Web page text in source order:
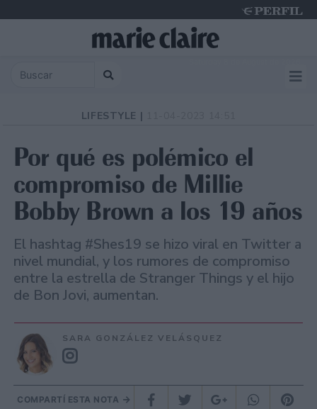
LIFESTYLE |
Por qué es polémico el
compromiso de Millie
Bobby Brown a los 19 años
El hashtag #Shes19 se hizo viral en Twitter a
nivel mundial, y los rumores de compromiso
entre la estrella de Stranger Things y el hijo
de Bon Jovi, aumentan.
SARA GONZÁLEZ VELÁSQUEZ
COMPARTÍ ESTA NOTA